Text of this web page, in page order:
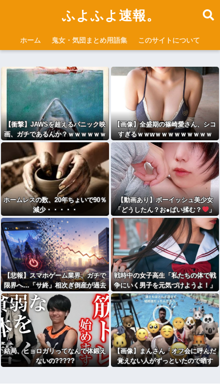
ふよふよ速報。
ホーム 鬼女・気団まとめ用語集 このサイトについて
【衝撃】JAWSを超えるパニック映
画、ガチであるんか？ｗｗｗｗｗｗ
ｗｗｗｗ
【画像】全盛期の篠崎愛さん、シコ
すぎるｗｗwｗｗｗｗｗｗｗｗｗ
ホームレスの数、20年ちょいで90％
減少・・・・・
【動画あり】ボーイッシュ美少女
「どうしたん？お●ぱい揉む？
」
【悲報】スマホゲーム業界、ガチで
限界へ…「サ終」相次ぎ倒産が過去
最多ペース “当たれば一攫千金”の
時代が終わる
戦時中の女子高生「私たちの体で戦
争にいく男子を元気づけようよ！」
←これ♡♡♡
結局、ヒョロガリってなんで体鍛え
ないの?????
【画像】まんさん「オフ会に呼んだ
覚えない人がずっといたので晒す